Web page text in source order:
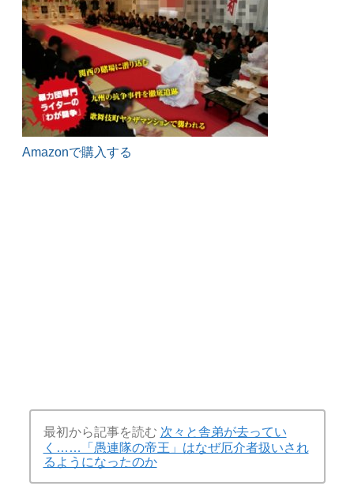
Amazonで購入する
最初から記事を読む 次々と舎弟が去ってい
く……「愚連隊の帝王」はなぜ厄介者扱いされ
るようになったのか